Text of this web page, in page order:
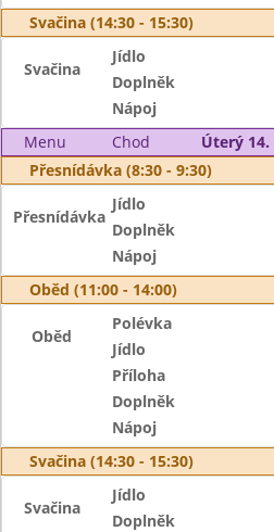
Svačina (14:30 - 15:30)
Svačina
Jídlo
Doplněk
Nápoj
Menu
Chod
Úterý 14.
Přesnídávka (8:30 - 9:30)
Přesnídávka
Jídlo
Doplněk
Nápoj
Oběd (11:00 - 14:00)
Oběd
Polévka
Jídlo
Příloha
Doplněk
Nápoj
Svačina (14:30 - 15:30)
Svačina
Jídlo
Doplněk